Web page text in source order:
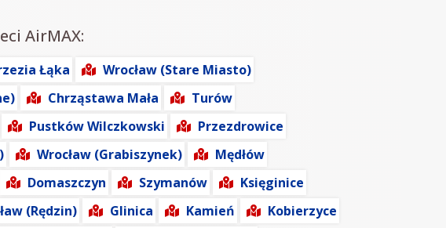
AirMAX:
Łąka
Wrocław (Stare Miasto)
Chrząstawa Mała
Turów
Pustków Wilczkowski
Przezdrowice
Wrocław (Grabiszynek)
Mędłów
Domaszczyn Szymanów
Księginice
(Rędzin) Glinica Kamień Kobierzyce